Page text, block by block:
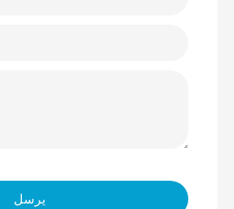
يرسل